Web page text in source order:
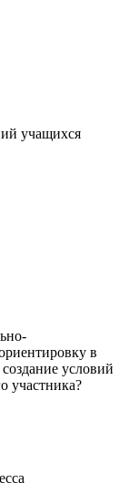
учащихся
в
условий
участника?